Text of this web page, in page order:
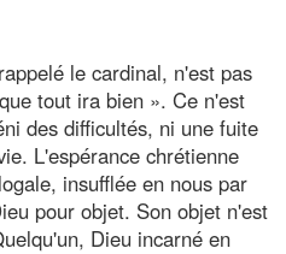
le cardinal, n'est pas
tout ira bien ». Ce n'est
des difficultés, ni une fuite
L'espérance chrétienne
insufflée en nous par
pour objet. Son objet n'est
Dieu incarné en